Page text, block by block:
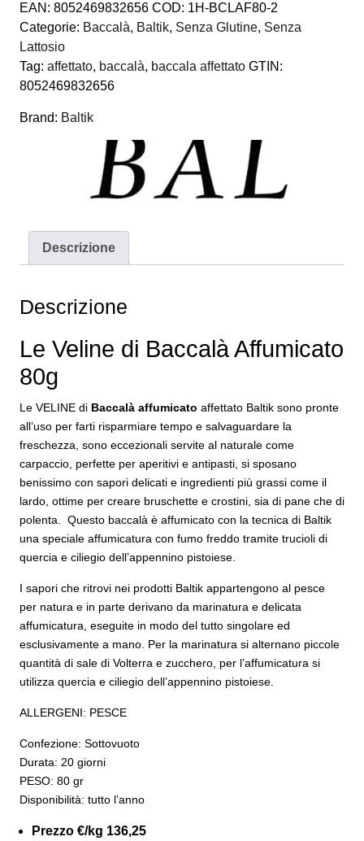
80g
quantità
EAN: 8052469832656 COD: 1H-BCLAF80-2
Categorie: Baccalà, Baltik, Senza Glutine, Senza
Lattosio
Tag: affettato, baccalà, baccala affettato GTIN:
8052469832656
Brand: Baltik
Descrizione
Descrizione
Le Veline di Baccalà Affumicato
80g
Le VELINE di Baccalà affumicato affettato Baltik sono pronte
all’uso per farti risparmiare tempo e salvaguardare la
freschezza, sono eccezionali servite al naturale come
carpaccio, perfette per aperitivi e antipasti, si sposano
benissimo con sapori delicati e ingredienti più grassi come il
lardo, ottime per creare bruschette e crostini, sia di pane che di
polenta. Questo baccalà è affumicato con la tecnica di Baltik
una speciale affumicatura con fumo freddo tramite trucioli di
quercia e ciliegio dell’appennino pistoiese.
I sapori che ritrovi nei prodotti Baltik appartengono al pesce
per natura e in parte derivano da marinatura e delicata
affumicatura, eseguite in modo del tutto singolare ed
esclusivamente a mano. Per la marinatura si alternano piccole
quantità di sale di Volterra e zucchero, per l’affumicatura si
utilizza quercia e ciliegio dell’appennino pistoiese.
ALLERGENI: PESCE
Confezione: Sottovuoto
Durata: 20 giorni
PESO: 80 gr
Disponibilità: tutto l’anno
Prezzo €/kg 136,25